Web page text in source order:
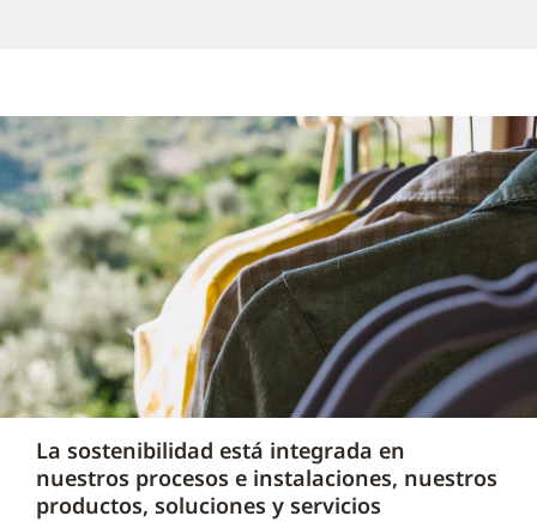
La sostenibilidad está integrada en
nuestros procesos e instalaciones, nuestros
productos, soluciones y servicios